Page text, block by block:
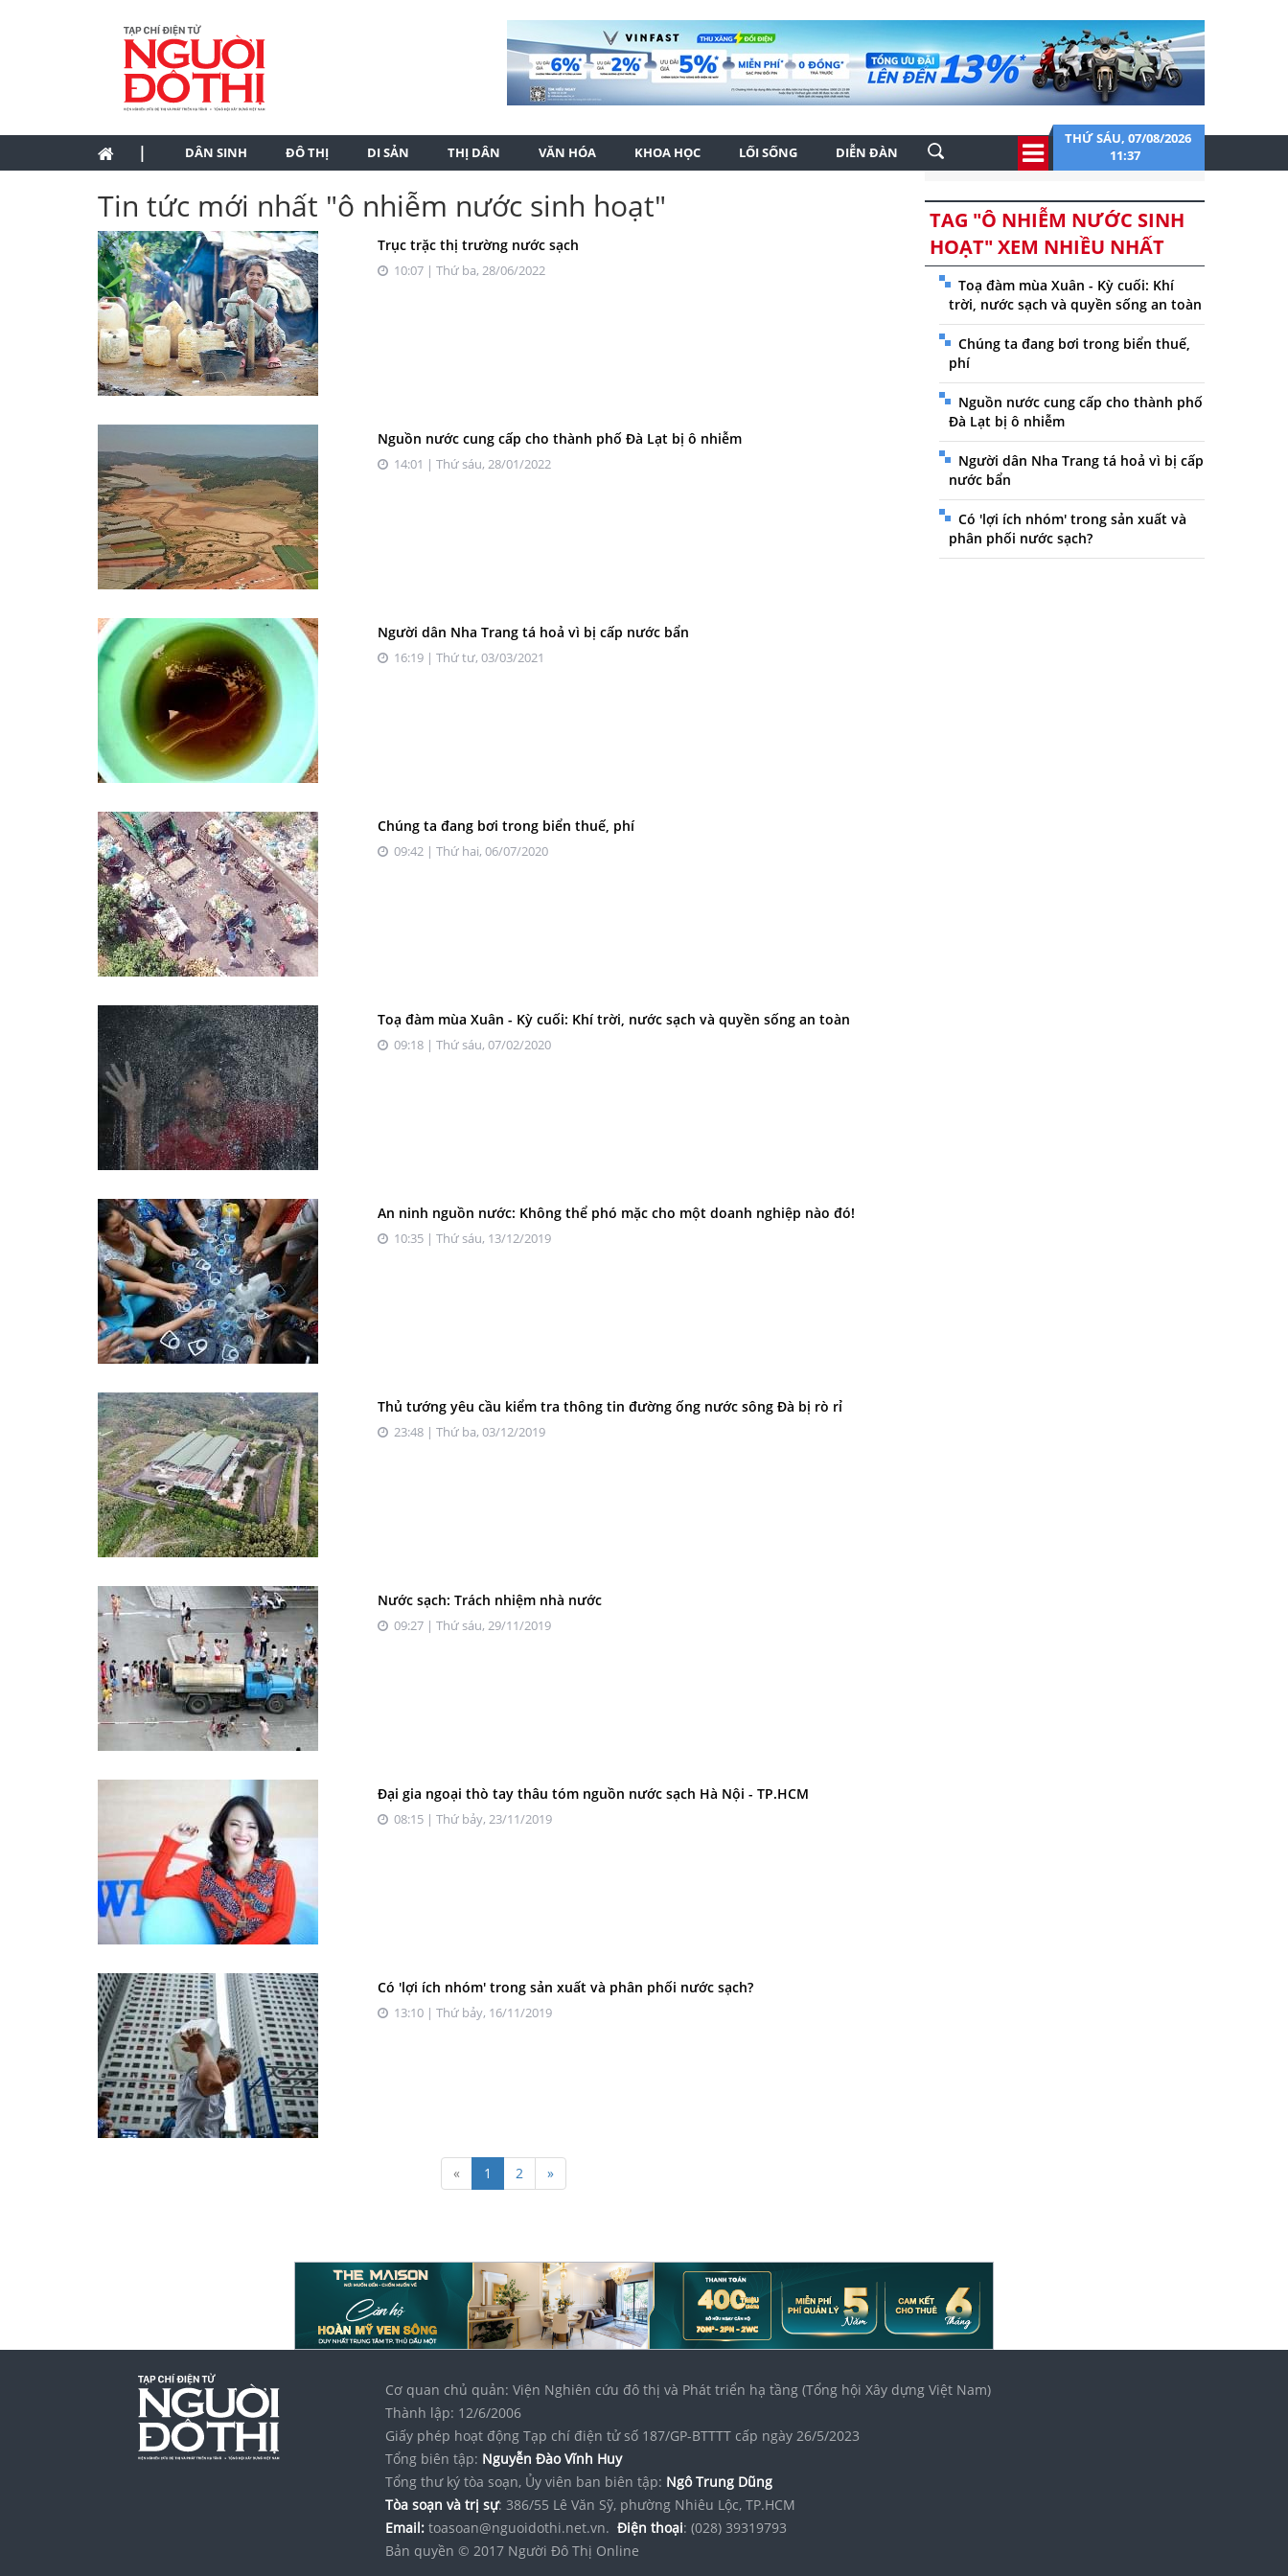
| DÂN SINH ĐÔ THỊ DI SẢN THỊ DÂN VĂN HÓA KHOA HỌC LỐI SỐNG DIỄN ĐÀN
THỨ SÁU, 07/08/2026
11:37
Tin tức mới nhất "ô nhiễm nước sinh hoạt"
Trục trặc thị trường nước sạch
10:07 | Thứ ba, 28/06/2022
Nguồn nước cung cấp cho thành phố Đà Lạt bị ô nhiễm
14:01 | Thứ sáu, 28/01/2022
Người dân Nha Trang tá hoả vì bị cấp nước bẩn
16:19 | Thứ tư, 03/03/2021
Chúng ta đang bơi trong biển thuế, phí
09:42 | Thứ hai, 06/07/2020
Toạ đàm mùa Xuân - Kỳ cuối: Khí trời, nước sạch và quyền sống an toàn
09:18 | Thứ sáu, 07/02/2020
An ninh nguồn nước: Không thể phó mặc cho một doanh nghiệp nào đó!
10:35 | Thứ sáu, 13/12/2019
Thủ tướng yêu cầu kiểm tra thông tin đường ống nước sông Đà bị rò rỉ
23:48 | Thứ ba, 03/12/2019
Nước sạch: Trách nhiệm nhà nước
09:27 | Thứ sáu, 29/11/2019
Đại gia ngoại thò tay thâu tóm nguồn nước sạch Hà Nội - TP.HCM
08:15 | Thứ bảy, 23/11/2019
Có 'lợi ích nhóm' trong sản xuất và phân phối nước sạch?
13:10 | Thứ bảy, 16/11/2019
« 1 2 »
TAG "Ô NHIỄM NƯỚC SINH
HOẠT" XEM NHIỀU NHẤT
Toạ đàm mùa Xuân - Kỳ cuối: Khí
trời, nước sạch và quyền sống an toàn
Chúng ta đang bơi trong biển thuế,
phí
Nguồn nước cung cấp cho thành phố
Đà Lạt bị ô nhiễm
Người dân Nha Trang tá hoả vì bị cấp
nước bẩn
Có 'lợi ích nhóm' trong sản xuất và
phân phối nước sạch?
Cơ quan chủ quản: Viện Nghiên cứu đô thị và Phát triển hạ tầng (Tổng hội Xây dựng Việt Nam)
Thành lập: 12/6/2006
Giấy phép hoạt động Tạp chí điện tử số 187/GP-BTTTT cấp ngày 26/5/2023
Tổng biên tập: Nguyễn Đào Vĩnh Huy
Tổng thư ký tòa soạn, Ủy viên ban biên tập: Ngô Trung Dũng
Tòa soạn và trị sự: 386/55 Lê Văn Sỹ, phường Nhiêu Lộc, TP.HCM
Email: toasoan@nguoidothi.net.vn. Điện thoại: (028) 39319793
Bản quyền © 2017 Người Đô Thị Online